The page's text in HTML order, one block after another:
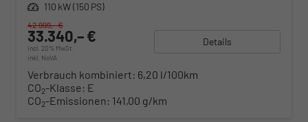
Leistung 110 kW (150 PS)
33.340,– €
incl. 20% MwSt.
inkl. NoVA
42.999,– €
Details
Verbrauch kombiniert: 6,20 l/100km
CO2-Klasse: E
CO2-Emissionen: 141,00 g/km